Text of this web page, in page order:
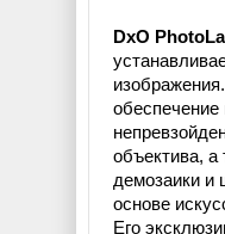
DxO
обеспечение
объектива, а
демозаики и
основе
Его